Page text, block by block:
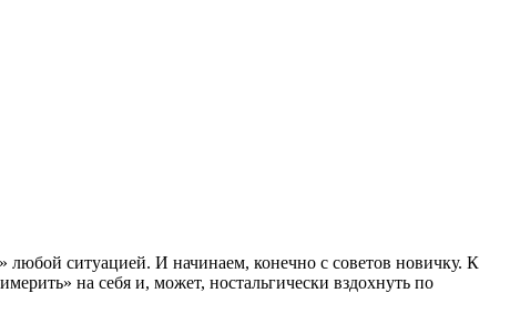
ситуацией. И начинаем, конечно с советов новичку. К
на себя и, может, ностальгически вздохнуть по